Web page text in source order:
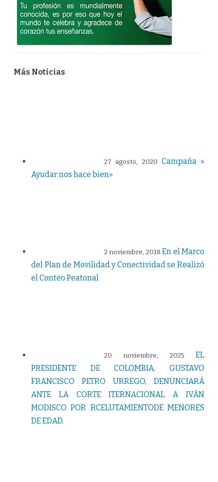
Más Noticias
27 agosto, 2020 Campaña »
Ayudar nos hace bien»
2 noviembre, 2018 En el Marco
del Plan de Movilidad y Conectividad se Realizó
el Conteo Peatonal
20 noviembre, 2025
EL
PRESIDENTE DE COLOMBIA, GUSTAVO
FRANCISCO PETRO URREGO, DENUNCIARÁ
ANTE LA CORTE ITERNACIONAL A IVÁN
MODISCO POR RCELUTAMIENTODE MENORES
DE EDAD.